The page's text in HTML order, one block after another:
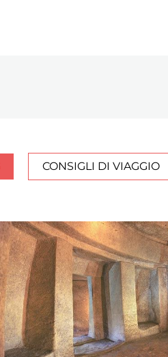
CONSIGLI DI VIAGGIO